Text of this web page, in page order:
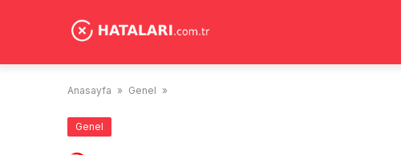
Anasayfa » Genel »
Genel